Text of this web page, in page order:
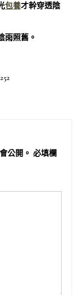
包養才幹穿透陰
照舊。
公開。 必填欄